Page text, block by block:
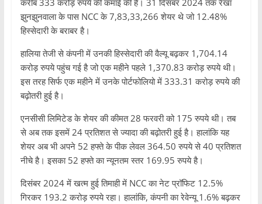
झुनझुनवाला के पास NCC के 7,83,33,266 शेयर थे जो 12.48%
हिस्सेदारी के बराबर है।
हालिया तेजी से कंपनी में उनकी हिस्सेदारी की वैल्यू बढ़कर 1,704.14
करोड़ रुपये पहुंच गई है जो एक महीने पहले 1,370.83 करोड़ रुपये थी।
इस तरह सिर्फ एक महीने में उनके पोर्टफोलियो में 333.31 करोड़ रुपये की
बढ़ोतरी हुई है।
एनसीसी लिमिटेड के शेयर की कीमत 28 फरवरी को 175 रुपये थी। तब
से अब तक इसमें 24 प्रतिशत से ज्यादा की बढ़ोतरी हुई है। हालांकि यह
शेयर अब भी अपने 52 हफ्ते के पीक लेवल 364.50 रुपये से 40 प्रतिशत
नीचे है। इसका 52 हफ्ते का न्यूनतम स्तर 169.95 रुपये है।
दिसंबर 2024 में खत्म हुई तिमाही में NCC का नेट प्रॉफिट 12.5%
गिरकर 193.2 करोड़ रुपये रहा। हालांकि, कंपनी का रेवेन्यू 1.6% बढ़कर